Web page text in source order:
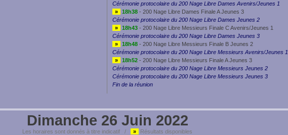
Cérémonie protocolaire du 200 Nage Libre Dames Avenirs/Jeunes 1
»
18h38 - 200 Nage Libre Dames Finale A Jeunes 3
Cérémonie protocolaire du 200 Nage Libre Dames Jeunes 2
»
18h43 - 200 Nage Libre Messieurs Finale C Avenirs/Jeunes 1
Cérémonie protocolaire du 200 Nage Libre Dames Jeunes 3
»
18h48 - 200 Nage Libre Messieurs Finale B Jeunes 2
Cérémonie protocolaire du 200 Nage Libre Messieurs Avenirs/Jeunes 1
»
18h52 - 200 Nage Libre Messieurs Finale A Jeunes 3
Cérémonie protocolaire du 200 Nage Libre Messieurs Jeunes 2
Cérémonie protocolaire du 200 Nage Libre Messieurs Jeunes 3
Fin de la réunion
Dimanche 26 Juin 2022
Les horaires sont donnés à titre indicatif / » Résultats disponibles